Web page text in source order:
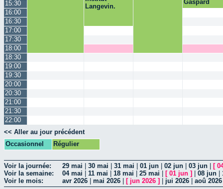
Langevin.
Gaspard
15:30
16:00
16:30
17:00
17:30
18:00
18:30
19:00
19:30
20:00
20:30
21:00
21:30
22:00
<< Aller au jour précédent
Occasionnel
Régulier
Voir la journée: 29 mai 30 mai 31 mai 01 jun 02 jun 03 jun [
Voir la semaine:
04 mai 11 mai 18 mai 25 mai [ 01 jun ] 08 jun
Voir le mois:
avr 2026 mai 2026 [ jun 2026 ] jui 2026 aoû 2026